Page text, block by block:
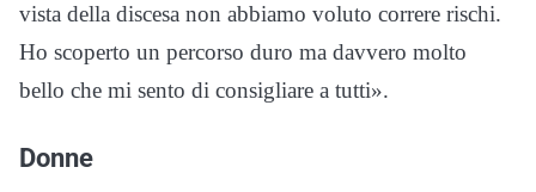
vista della discesa non abbiamo voluto correre rischi.
Ho scoperto un percorso duro ma davvero molto
bello che mi sento di consigliare a tutti».
Donne